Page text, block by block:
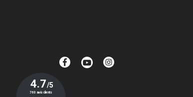
FacebookYouTube